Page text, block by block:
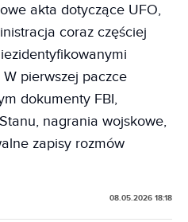
akta dotyczące UFO,
coraz częściej
pierwszej paczce
dokumenty FBI,
nagrania wojskowe,
zapisy rozmów
08.05.2026 18:18